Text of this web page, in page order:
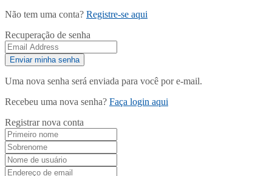
Não tem uma conta? Registre-se aqui
Recuperação de senha
Uma nova senha será enviada para você por e-mail.
Recebeu uma nova senha? Faça login aqui
Registrar nova conta